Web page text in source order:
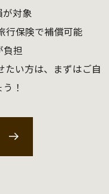
が対象
行保険で補償可能
担
たい方は、まずはご自
！